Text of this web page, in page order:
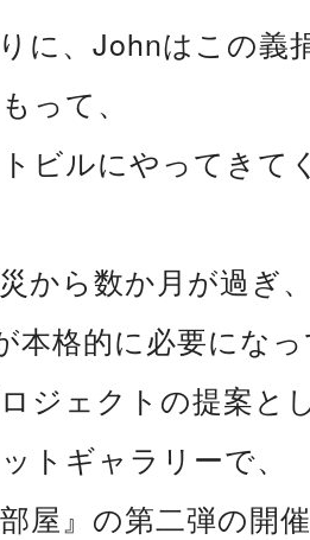
に、Johnはこの義
って、
ビルにやってきて
から数か月が過ぎ
本格的に必要にな
ジェクトの提案と
トギャラリーで、
部屋』の第二弾の開